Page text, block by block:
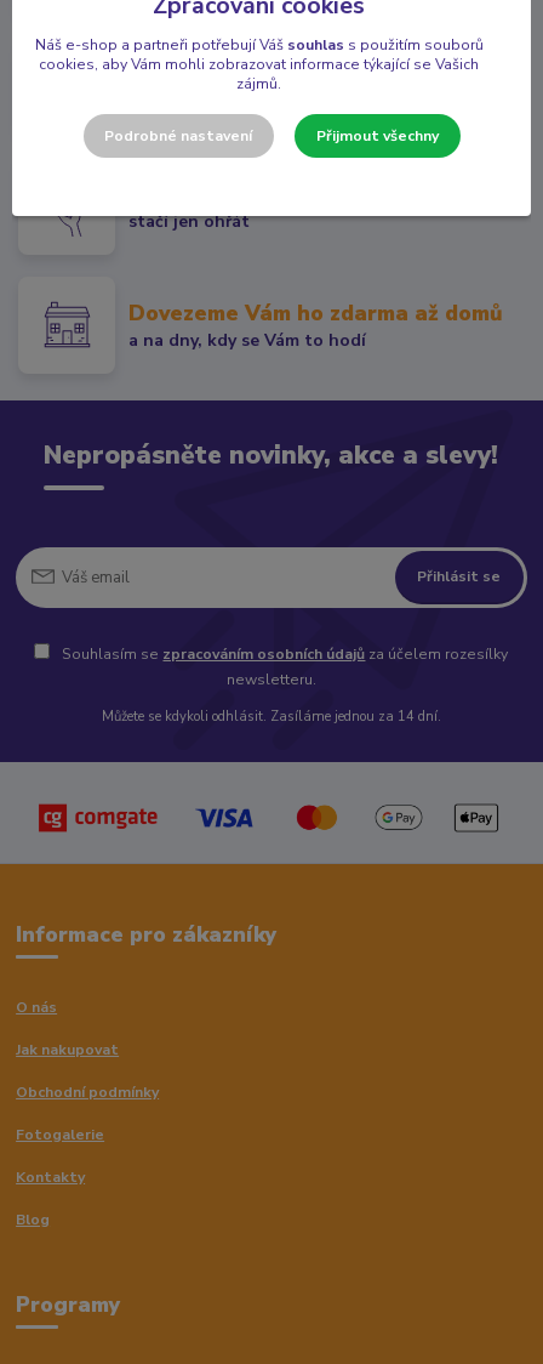
Vaříme jídla na míru
stačí jen ohřát
Dovezeme Vám ho zdarma až domů
a na dny, kdy se Vám to hodí
Nepropásněte novinky, akce a slevy!
Přihlásit se
Souhlasím se zpracováním osobních údajů za účelem rozesílky
newsletteru.
Můžete se kdykoli odhlásit. Zasíláme jednou za 14 dní.
Informace pro zákazníky
O nás
Jak nakupovat
Obchodní podmínky
Fotogalerie
Kontakty
Blog
Programy
Náš e-shop a partneři potřebují Váš souhlas s použitím souborů
cookies, aby Vám mohli zobrazovat informace týkající se Vašich
zájmů.
Podrobné nastavení Přijmout všechny